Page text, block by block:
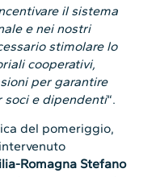
il sistema
e nei nostri
stimolare lo
cooperativi,
per garantire
soci e dipendenti“.
del pomeriggio,
Romagna Stefano